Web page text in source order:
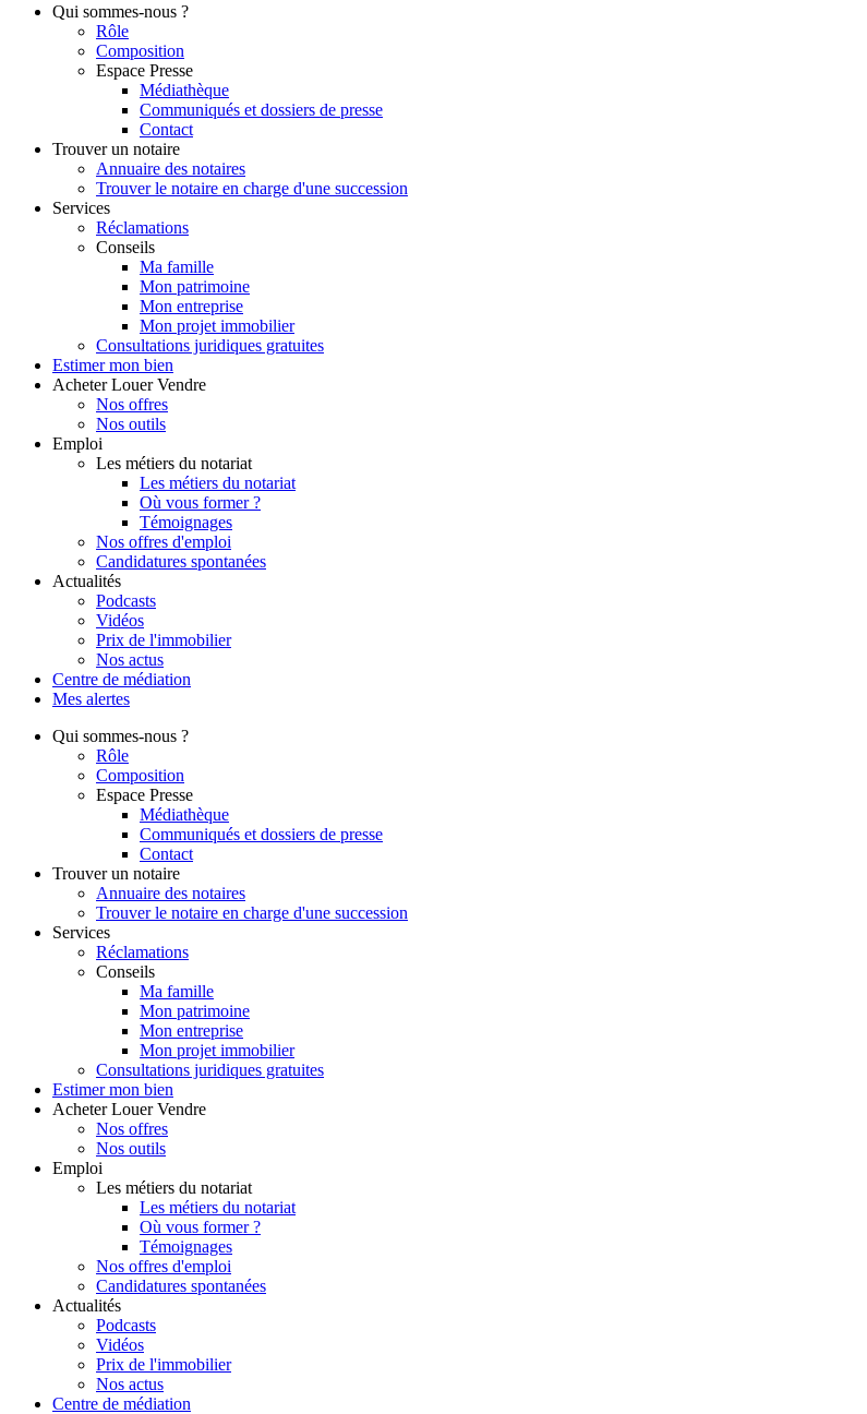
Qui sommes-nous ?
Rôle
Composition
Espace Presse
Médiathèque
Communiqués et dossiers de presse
Contact
Trouver un notaire
Annuaire des notaires
Trouver le notaire en charge d'une succession
Services
Réclamations
Conseils
Ma famille
Mon patrimoine
Mon entreprise
Mon projet immobilier
Consultations juridiques gratuites
Estimer mon bien
Acheter Louer Vendre
Nos offres
Nos outils
Emploi
Les métiers du notariat
Les métiers du notariat
Où vous former ?
Témoignages
Nos offres d'emploi
Candidatures spontanées
Actualités
Podcasts
Vidéos
Prix de l'immobilier
Nos actus
Centre de médiation
Mes alertes
Qui sommes-nous ?
Rôle
Composition
Espace Presse
Médiathèque
Communiqués et dossiers de presse
Contact
Trouver un notaire
Annuaire des notaires
Trouver le notaire en charge d'une succession
Services
Réclamations
Conseils
Ma famille
Mon patrimoine
Mon entreprise
Mon projet immobilier
Consultations juridiques gratuites
Estimer mon bien
Acheter Louer Vendre
Nos offres
Nos outils
Emploi
Les métiers du notariat
Les métiers du notariat
Où vous former ?
Témoignages
Nos offres d'emploi
Candidatures spontanées
Actualités
Podcasts
Vidéos
Prix de l'immobilier
Nos actus
Centre de médiation